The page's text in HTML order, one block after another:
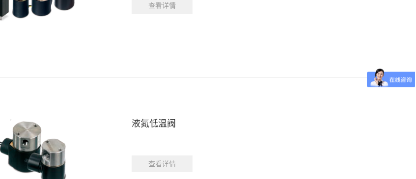
查看详情
液氮低温阀
查看详情